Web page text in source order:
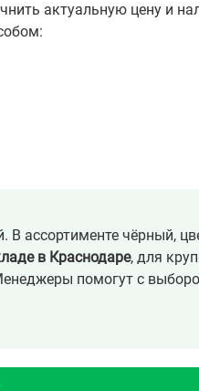
актуальную цену и
ассортименте чёрный,
в Краснодаре, для
помогут с